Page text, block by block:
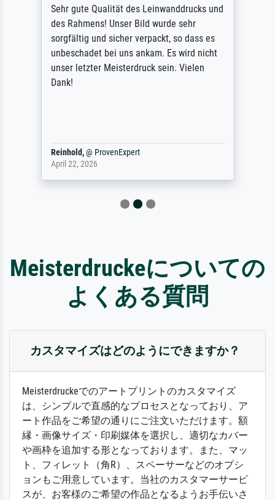
Sehr gute Qualität des Leinwanddrucks und
des Rahmens! Unser Bild wurde sehr
sorgfältig und sicher verpackt, so dass es
unbeschadet bei uns ankam. Es wird nicht
unser letzter Meisterdruck sein. Vielen
Dank!
Reinhold,@ ProvenExpert
April 22, 2026
Meisterdruckeについての
よくある質問
カスタマイズはどのようにできますか？
Meisterdruckeでのアートプリントのカスタマイズ
は、シンプルで直感的なプロセスとなっており、ア
ート作品をご希望の通りにご注文いただけます。額
縁・画像サイズ・印刷媒体を選択し、適切なカバー
や画枠を追加する形となっております。また、マッ
ト、フィレット（角R）、スペーサーなどのオプシ
ョンもご用意しています。当社のカスタマーサービ
スが、お客様のご希望の作品となるようお手伝いさ